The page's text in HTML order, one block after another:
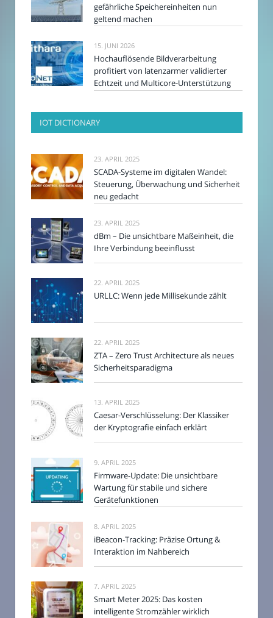
gefährliche Speichereinheiten nun
geltend machen
15. JUNI 2026
Hochauflösende Bildverarbeitung
profitiert von latenzarmer validierter
Echtzeit und Multicore-Unterstützung
IOT DICTIONARY
23. APRIL 2025
SCADA-Systeme im digitalen Wandel:
Steuerung, Überwachung und Sicherheit
neu gedacht
23. APRIL 2025
dBm – Die unsichtbare Maßeinheit, die
Ihre Verbindung beeinflusst
22. APRIL 2025
URLLC: Wenn jede Millisekunde zählt
22. APRIL 2025
ZTA – Zero Trust Architecture als neues
Sicherheitsparadigma
13. APRIL 2025
Caesar-Verschlüsselung: Der Klassiker
der Kryptografie einfach erklärt
9. APRIL 2025
Firmware-Update: Die unsichtbare
Wartung für stabile und sichere
Gerätefunktionen
8. APRIL 2025
iBeacon-Tracking: Präzise Ortung &
Interaktion im Nahbereich
7. APRIL 2025
Smart Meter 2025: Das kosten
intelligente Stromzähler wirklich